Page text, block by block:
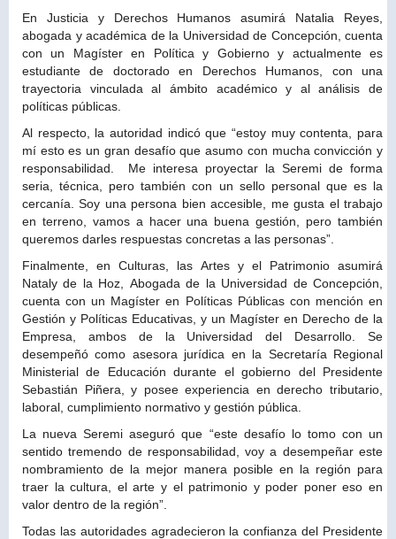
En Justicia y Derechos Humanos asumirá Natalia Reyes,
abogada y académica de la Universidad de Concepción, cuenta
con un Magíster en Política y Gobierno y actualmente es
estudiante de doctorado en Derechos Humanos, con una
trayectoria vinculada al ámbito académico y al análisis de
políticas públicas.
Al respecto, la autoridad indicó que “estoy muy contenta, para
mí esto es un gran desafío que asumo con mucha convicción y
responsabilidad. Me interesa proyectar la Seremi de forma
seria, técnica, pero también con un sello personal que es la
cercanía. Soy una persona bien accesible, me gusta el trabajo
en terreno, vamos a hacer una buena gestión, pero también
queremos darles respuestas concretas a las personas”.
Finalmente, en Culturas, las Artes y el Patrimonio asumirá
Nataly de la Hoz, Abogada de la Universidad de Concepción,
cuenta con un Magíster en Políticas Públicas con mención en
Gestión y Políticas Educativas, y un Magíster en Derecho de la
Empresa, ambos de la Universidad del Desarrollo. Se
desempeñó como asesora jurídica en la Secretaría Regional
Ministerial de Educación durante el gobierno del Presidente
Sebastián Piñera, y posee experiencia en derecho tributario,
laboral, cumplimiento normativo y gestión pública.
La nueva Seremi aseguró que “este desafío lo tomo con un
sentido tremendo de responsabilidad, voy a desempeñar este
nombramiento de la mejor manera posible en la región para
traer la cultura, el arte y el patrimonio y poder poner eso en
valor dentro de la región”.
Todas las autoridades agradecieron la confianza del Presidente